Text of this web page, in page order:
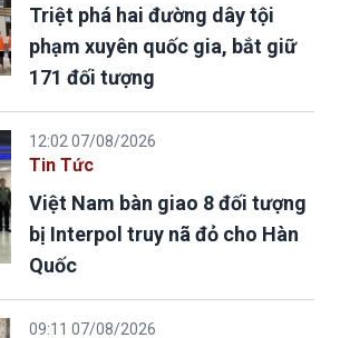
Triệt phá hai đường dây tội
phạm xuyên quốc gia, bắt giữ
171 đối tượng
12:02 07/08/2026
Tin Tức
Việt Nam bàn giao 8 đối tượng
bị Interpol truy nã đỏ cho Hàn
Quốc
09:11 07/08/2026